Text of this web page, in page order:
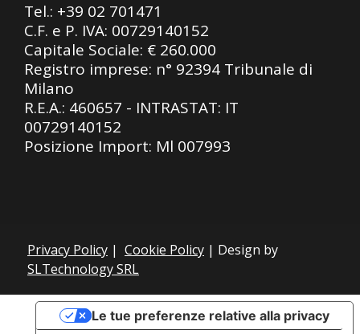
Tel.: +39 02 701471
C.F. e P. IVA: 00729140152
Capitale Sociale: € 260.000
Registro imprese: n° 92394 Tribunale di
Milano
R.E.A.: 460657 - INTRASTAT: IT
00729140152
Posizione Import: Ml 007993
Privacy Policy | Cookie Policy | Design by
SLTechnology SRL
Le tue preferenze relative alla privacy